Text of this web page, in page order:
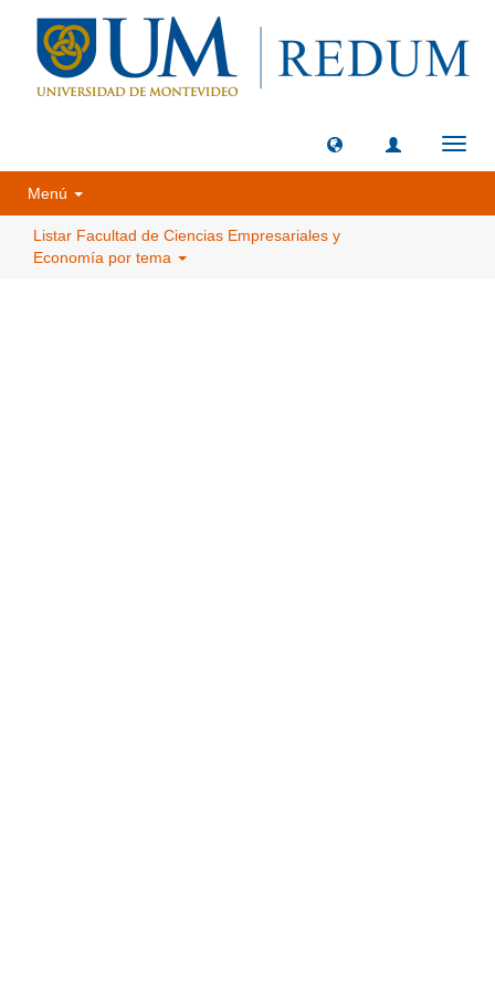
Menú
Listar Facultad de Ciencias Empresariales y
Economía por tema